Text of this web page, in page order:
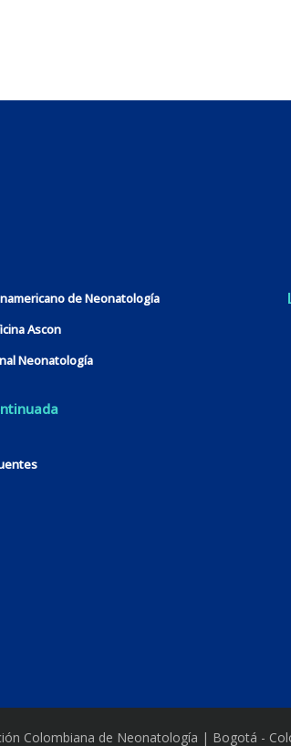
de Neonatología
Ascon
Neonatología
Colombiana de Neonatología | Bogotá -